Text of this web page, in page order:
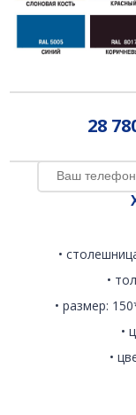
28
•
•
• размер:
•
•